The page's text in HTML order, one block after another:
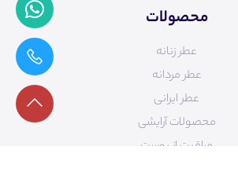
محصولات
عطر زنانه
عطر مردانه
عطر ایرانی
محصولات آرایشی
مراقبت از پوست